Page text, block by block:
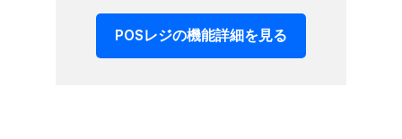
POSレジの​機能詳細を​見る